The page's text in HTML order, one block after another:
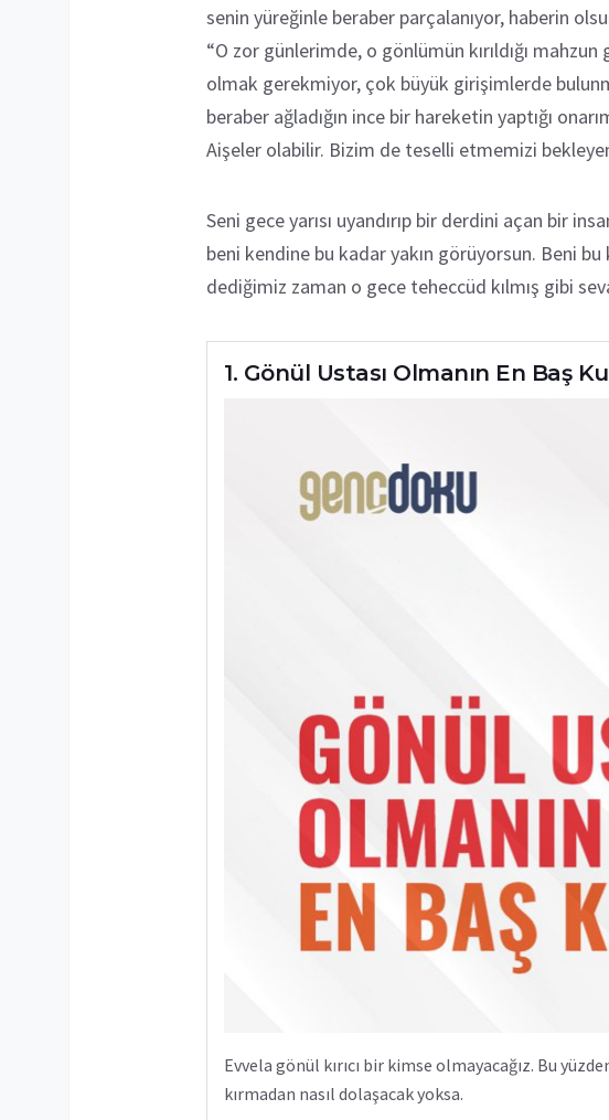
senin yüreğinle beraber parçalanıyor, haberin
“O zor günlerimde, o gönlümün kırıldığı
olmak gerekmiyor, çok büyük girişimlerde
beraber ağladığın ince bir hareketin yaptığı
Aişeler olabilir. Bizim de teselli etmemizi
Seni gece yarısı uyandırıp bir derdini açan bir
beni kendine bu kadar yakın görüyorsun. Beni
dediğimiz zaman o gece teheccüd kılmış gibi
Gönül Ustası Olmanın En Baş
Evvela gönül kırıcı bir kimse olmayacağız. Bu
kırmadan nasıl dolaşacak yoksa.